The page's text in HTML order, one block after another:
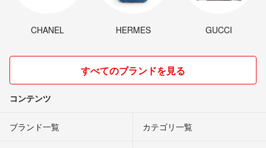
CHANEL HERMES GUCCI
すべてのブランドを見る
コンテンツ
ブランド一覧 カテゴリ一覧